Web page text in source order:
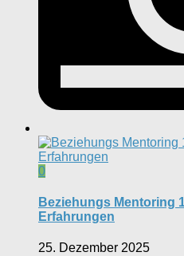
0
Beziehungs Mentoring
Erfahrungen
25. Dezember 2025